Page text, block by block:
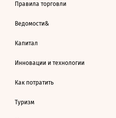
Правила торговли
Ведомости&
Капитал
Инновации и технологии
Как потратить
Туризм